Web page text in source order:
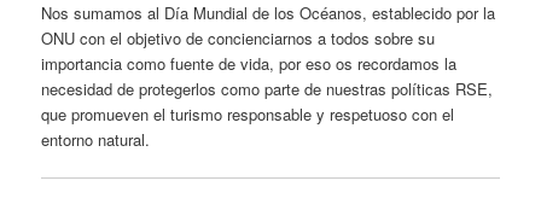
Nos sumamos al Día Mundial de los Océanos, establecido por la
ONU con el objetivo de concienciarnos a todos sobre su
importancia como fuente de vida, por eso os recordamos la
necesidad de protegerlos como parte de nuestras políticas RSE,
que promueven el turismo responsable y respetuoso con el
entorno natural.